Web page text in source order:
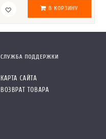
В КОРЗИНУ
СЛУЖБА ПОДДЕРЖКИ
КАРТА САЙТА
ВОЗВРАТ ТОВАРА